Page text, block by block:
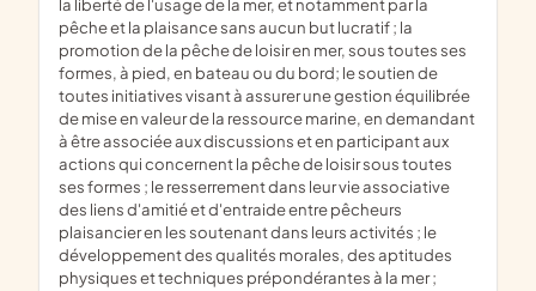
la liberté de l'usage de la mer, et notamment par la
pêche et la plaisance sans aucun but lucratif ; la
promotion de la pêche de loisir en mer, sous toutes ses
formes, à pied, en bateau ou du bord; le soutien de
toutes initiatives visant à assurer une gestion équilibrée
de mise en valeur de la ressource marine, en demandant
à être associée aux discussions et en participant aux
actions qui concernent la pêche de loisir sous toutes
ses formes ; le resserrement dans leur vie associative
des liens d'amitié et d'entraide entre pêcheurs
plaisancier en les soutenant dans leurs activités ; le
développement des qualités morales, des aptitudes
physiques et techniques prépondérantes à la mer ;